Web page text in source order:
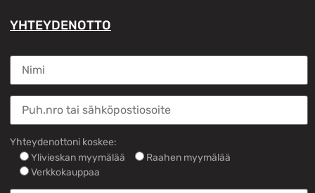
YHTEYDENOTTO
Yhteydenottoni koskee:
Ylivieskan myymälää
Raahen myymälää
Verkkokauppaa